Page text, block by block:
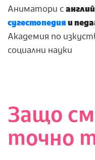
Аниматори с
сугестопедия и
Академия по
социални науки
Защо
точно